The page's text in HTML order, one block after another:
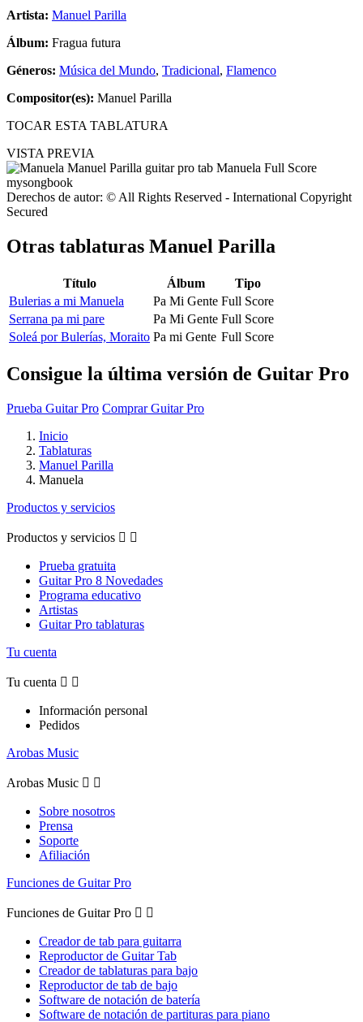
Artista: Manuel Parilla
Álbum: Fragua futura
Géneros: Música del Mundo, Tradicional, Flamenco
Compositor(es): Manuel Parilla
TOCAR ESTA TABLATURA
VISTA PREVIA
Derechos de autor: © All Rights Reserved - International Copyright
Secured
Otras tablaturas Manuel Parilla
Título Álbum
Tipo
Bulerias a mi Manuela
Pa Mi Gente Full Score
Serrana pa mi pare
Pa Mi Gente Full Score
Soleá por Bulerías, Moraito Pa mi Gente Full Score
Consigue la última versión de Guitar Pro
Prueba Guitar Pro Comprar Guitar Pro
Inicio
Tablaturas
Manuel Parilla
Manuela
Productos y servicios
Productos y servicios  
Prueba gratuita
Guitar Pro 8 Novedades
Programa educativo
Artistas
Guitar Pro tablaturas
Tu cuenta
Tu cuenta  
Información personal
Pedidos
Arobas Music
Arobas Music  
Sobre nosotros
Prensa
Soporte
Afiliación
Funciones de Guitar Pro
Funciones de Guitar Pro  
Creador de tab para guitarra
Reproductor de Guitar Tab
Creador de tablaturas para bajo
Reproductor de tab de bajo
Software de notación de batería
Software de notación de partituras para piano